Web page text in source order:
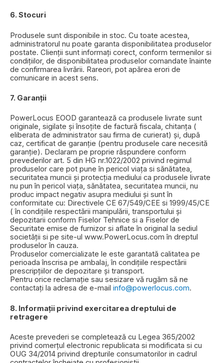
6. Stocuri
Produsele sunt disponibile in stoc. Cu toate acestea,
administratorul nu poate garanta disponibilitatea produselor
postate. Clienții sunt informați corect, conform termenilor si
condițiilor, de disponibilitatea produselor comandate înainte
de confirmarea livrării. Rareori, pot apărea erori de
comunicare in acest sens.
7. Garanții
PowerLocus EOOD garantează ca produsele livrate sunt
originale, sigilate și însoțite de factură fiscala, chitanța (
eliberata de administrator sau firma de curierat) și, după
caz, certificat de garanție (pentru produsele care necesită
garanție). Declaram pe proprie răspundere conform
prevederilor art. 5 din HG nr.1022/2002 privind regimul
produselor care pot pune în pericol viața si sănătatea,
securitatea muncii și protecția mediului ca produsele livrate
nu pun în pericol viața, sănătatea, securitatea muncii, nu
produc impact negativ asupra mediului și sunt în
conformitate cu: Directivele CE 67/549/CEE si 1999/45/CE
( în condițiile respectării manipulării, transportului și
depozitarii conform Fiselor Tehnice si a Fiselor de
Securitate emise de furnizor si aflate în original la sediul
societății si pe site-ul www.PowerLocus.com în dreptul
produselor în cauza.
Produselor comercializate le este garantată calitatea pe
perioada înscrisa pe ambalaj, în condițiile respectării
prescripțiilor de depozitare și transport.
Pentru orice reclamație sau sesizare vă rugăm să ne
contactați la adresa de e-mail info@powerlocus.com.
8. Informații privind exercitarea dreptului de
retragere
Aceste prevederi se completează cu Legea 365/2002
privind comerțul electronic republicata si modificata si cu
OUG 34/2014 privind drepturile consumatorilor in cadrul